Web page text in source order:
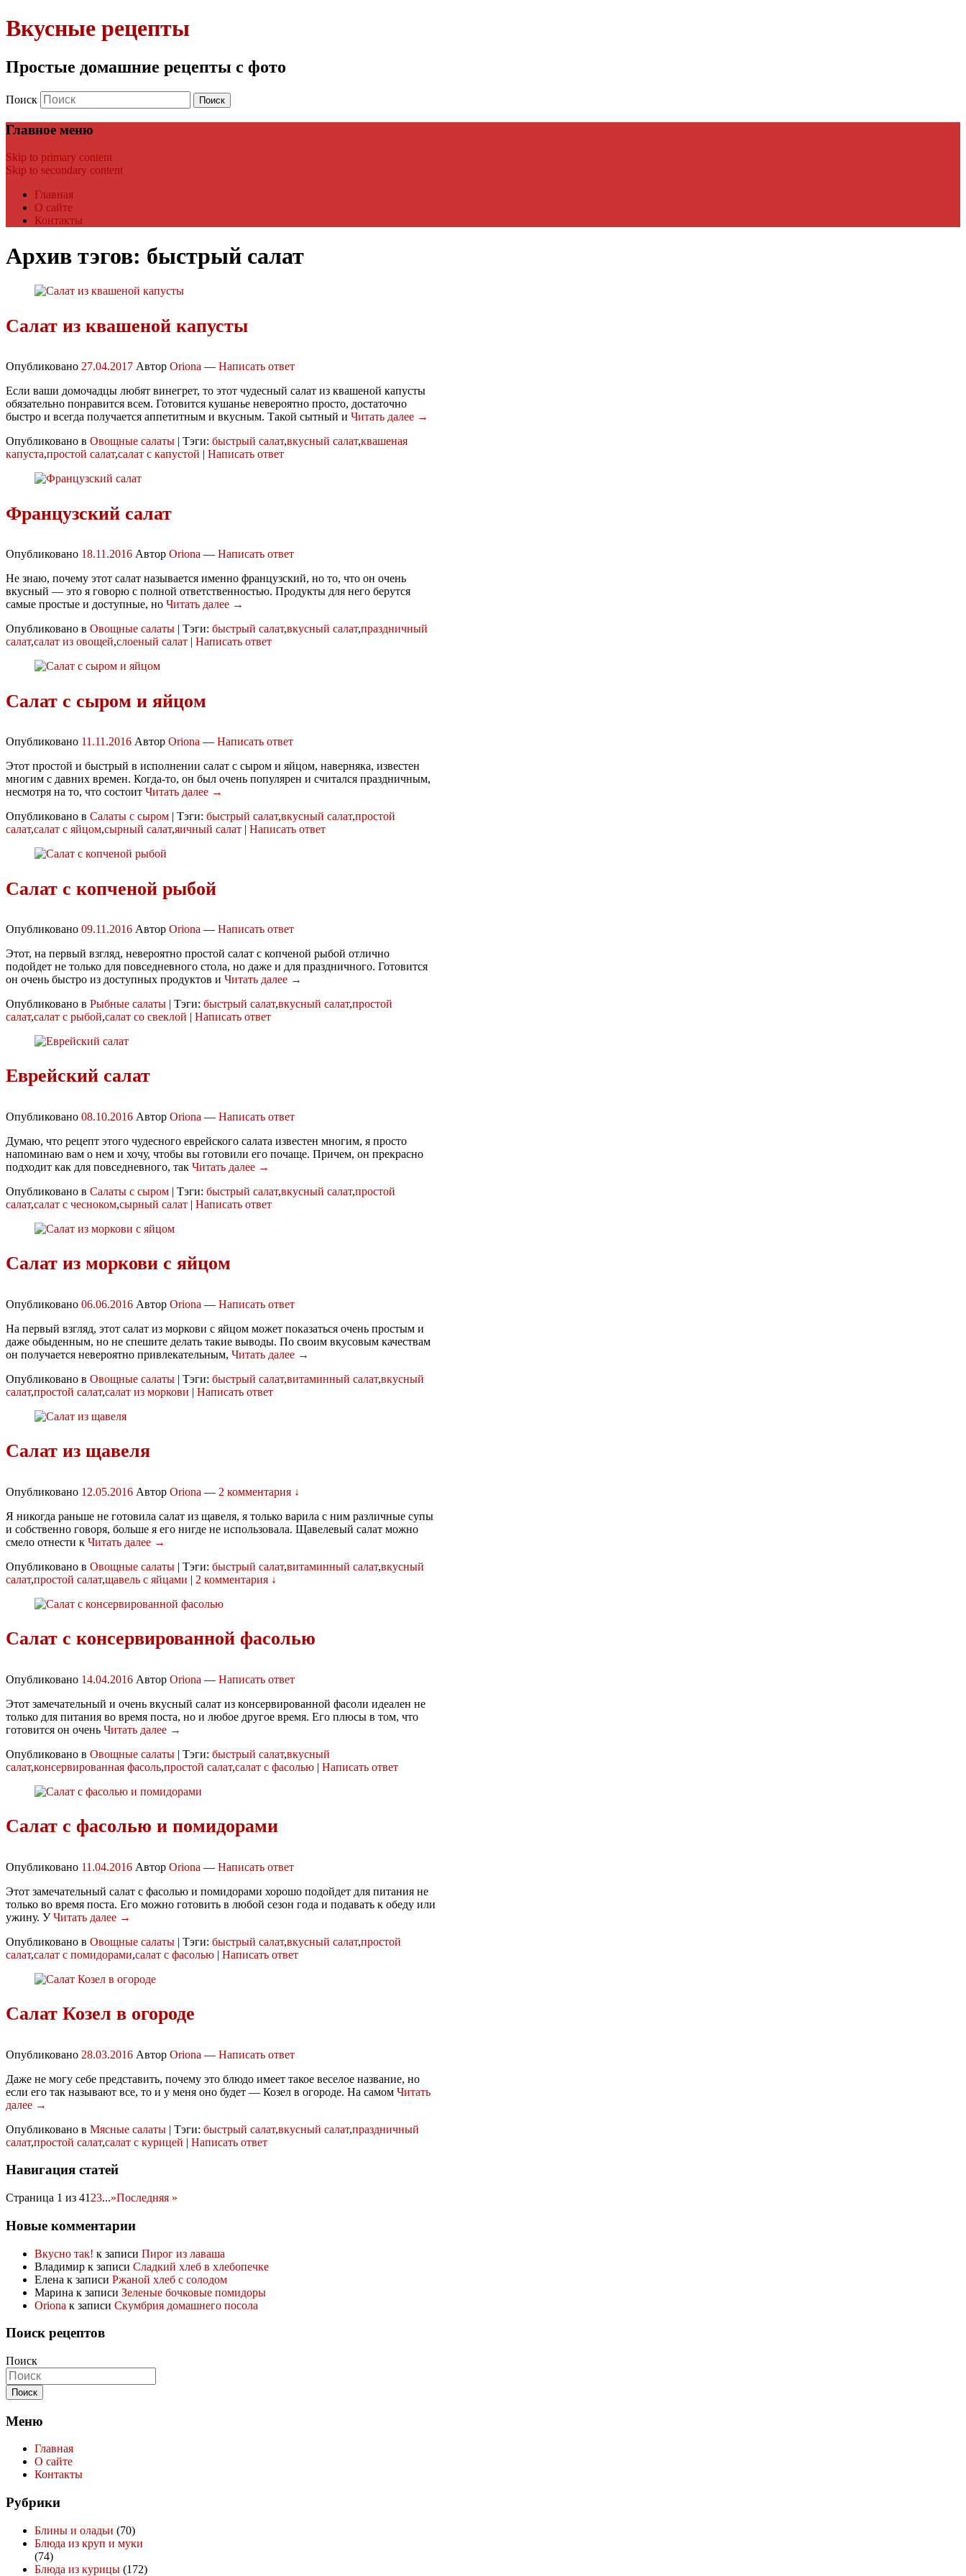
Вкусные рецепты
Простые домашние рецепты с фото
Поиск
Главное меню
Skip to primary content
Skip to secondary content
Главная
О сайте
Контакты
Архив тэгов: быстрый салат
Салат из квашеной капусты
Опубликовано 27.04.2017 Автор Oriona — Написать ответ
Если ваши домочадцы любят винегрет, то этот чудесный салат из квашеной капусты
обязательно понравится всем. Готовится кушанье невероятно просто, достаточно
быстро и всегда получается аппетитным и вкусным. Такой сытный и Читать далее →
Опубликовано в Овощные салаты | Тэги: быстрый салат,вкусный салат,квашеная
капуста,простой салат,салат с капустой | Написать ответ
Французский салат
Опубликовано 18.11.2016 Автор Oriona — Написать ответ
Не знаю, почему этот салат называется именно французский, но то, что он очень
вкусный — это я говорю с полной ответственностью. Продукты для него берутся
самые простые и доступные, но Читать далее →
Опубликовано в Овощные салаты | Тэги: быстрый салат,вкусный салат,праздничный
салат,салат из овощей,слоеный салат | Написать ответ
Салат с сыром и яйцом
Опубликовано 11.11.2016 Автор Oriona — Написать ответ
Этот простой и быстрый в исполнении салат с сыром и яйцом, наверняка, известен
многим с давних времен. Когда-то, он был очень популярен и считался праздничным,
несмотря на то, что состоит Читать далее →
Опубликовано в Салаты с сыром | Тэги: быстрый салат,вкусный салат,простой
салат,салат с яйцом,сырный салат,яичный салат | Написать ответ
Салат с копченой рыбой
Опубликовано 09.11.2016 Автор Oriona — Написать ответ
Этот, на первый взгляд, невероятно простой салат с копченой рыбой отлично
подойдет не только для повседневного стола, но даже и для праздничного. Готовится
он очень быстро из доступных продуктов и Читать далее →
Опубликовано в Рыбные салаты | Тэги: быстрый салат,вкусный салат,простой
салат,салат с рыбой,салат со свеклой | Написать ответ
Еврейский салат
Опубликовано 08.10.2016 Автор Oriona — Написать ответ
Думаю, что рецепт этого чудесного еврейского салата известен многим, я просто
напоминаю вам о нем и хочу, чтобы вы готовили его почаще. Причем, он прекрасно
подходит как для повседневного, так Читать далее →
Опубликовано в Салаты с сыром | Тэги: быстрый салат,вкусный салат,простой
салат,салат с чесноком,сырный салат | Написать ответ
Салат из моркови с яйцом
Опубликовано 06.06.2016 Автор Oriona — Написать ответ
На первый взгляд, этот салат из моркови с яйцом может показаться очень простым и
даже обыденным, но не спешите делать такие выводы. По своим вкусовым качествам
он получается невероятно привлекательным, Читать далее →
Опубликовано в Овощные салаты | Тэги: быстрый салат,витаминный салат,вкусный
салат,простой салат,салат из моркови | Написать ответ
Салат из щавеля
Опубликовано 12.05.2016 Автор Oriona — 2 комментария ↓
Я никогда раньше не готовила салат из щавеля, я только варила с ним различные супы
и собственно говоря, больше я его нигде не использовала. Щавелевый салат можно
смело отнести к Читать далее →
Опубликовано в Овощные салаты | Тэги: быстрый салат,витаминный салат,вкусный
салат,простой салат,щавель с яйцами | 2 комментария ↓
Салат с консервированной фасолью
Опубликовано 14.04.2016 Автор Oriona — Написать ответ
Этот замечательный и очень вкусный салат из консервированной фасоли идеален не
только для питания во время поста, но и любое другое время. Его плюсы в том, что
готовится он очень Читать далее →
Опубликовано в Овощные салаты | Тэги: быстрый салат,вкусный
салат,консервированная фасоль,простой салат,салат с фасолью | Написать ответ
Салат с фасолью и помидорами
Опубликовано 11.04.2016 Автор Oriona — Написать ответ
Этот замечательный салат с фасолью и помидорами хорошо подойдет для питания не
только во время поста. Его можно готовить в любой сезон года и подавать к обеду или
ужину. УЧитать далее →
Опубликовано в Овощные салаты | Тэги: быстрый салат,вкусный салат,простой
салат,салат с помидорами,салат с фасолью | Написать ответ
Салат Козел в огороде
Опубликовано 28.03.2016 Автор Oriona — Написать ответ
Даже не могу себе представить, почему это блюдо имеет такое веселое название, но
если его так называют все, то и у меня оно будет — Козел в огороде. На самом Читать
далее →
Опубликовано в Мясные салаты | Тэги: быстрый салат,вкусный салат,праздничный
салат,простой салат,салат с курицей | Написать ответ
Навигация статей
Страница 1 из 41 23...»Последняя »
Новые комментарии
Вкусно так! к записи Пирог из лаваша
Владимир к записи Сладкий хлеб в хлебопечке
Елена к записи Ржаной хлеб с солодом
Марина к записи Зеленые бочковые помидоры
Oriona к записи Скумбрия домашнего посола
Поиск рецептов
Поиск
Меню
Главная
О сайте
Контакты
Рубрики
Блины и оладьи (70)
Блюда из круп и муки
(74)
Блюда из курицы (172)